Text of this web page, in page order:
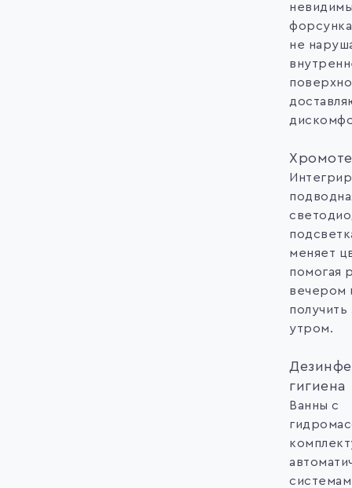
не
меняет
помогая
вечером
получить
утром.
гигиена
Ванны с